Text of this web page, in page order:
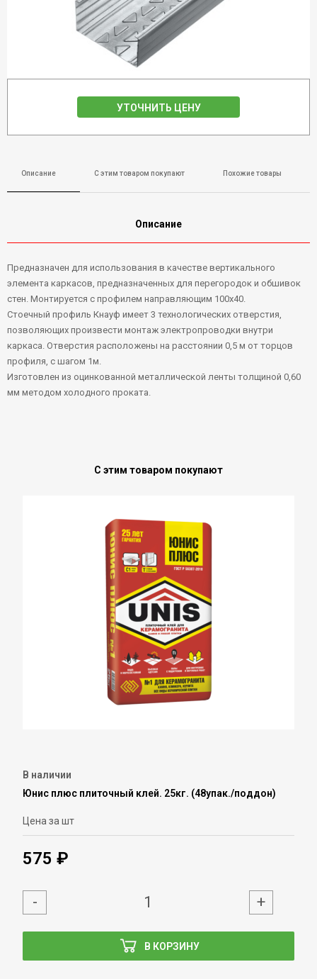
УТОЧНИТЬ ЦЕНУ
Описание С этим товаром покупают Похожие товары
Описание
Предназначен для использования в качестве вертикального
элемента каркасов, предназначенных для перегородок и обшивок
стен. Монтируется с профилем направляющим 100х40.
Стоечный профиль Кнауф имеет 3 технологических отверстия,
позволяющих произвести монтаж электропроводки внутри
каркаса. Отверстия расположены на расстоянии 0,5 м от торцов
профиля, с шагом 1м.
Изготовлен из оцинкованной металлической ленты толщиной 0,60
мм методом холодного проката.
С этим товаром покупают
В наличии
Юнис плюс плиточный клей. 25кг. (48упак./поддон)
Цена за шт
575 ₽
В КОРЗИНУ
- +